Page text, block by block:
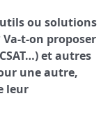
ou solutions
t-on proposer
et autres
une autre,
leur